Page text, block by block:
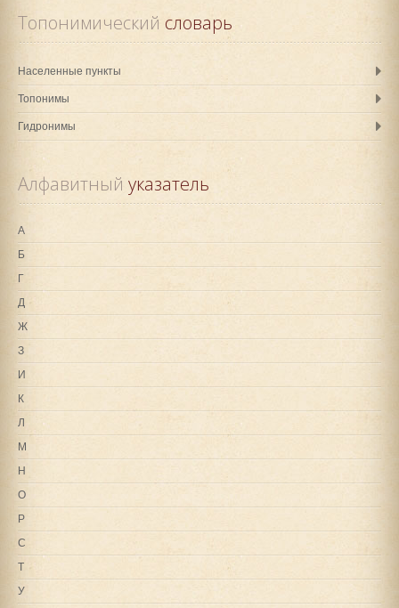
Топонимический словарь
Населенные пункты
Топонимы
Гидронимы
Алфавитный указатель
А
Б
Г
Д
Ж
З
И
К
Л
М
Н
О
Р
С
Т
У